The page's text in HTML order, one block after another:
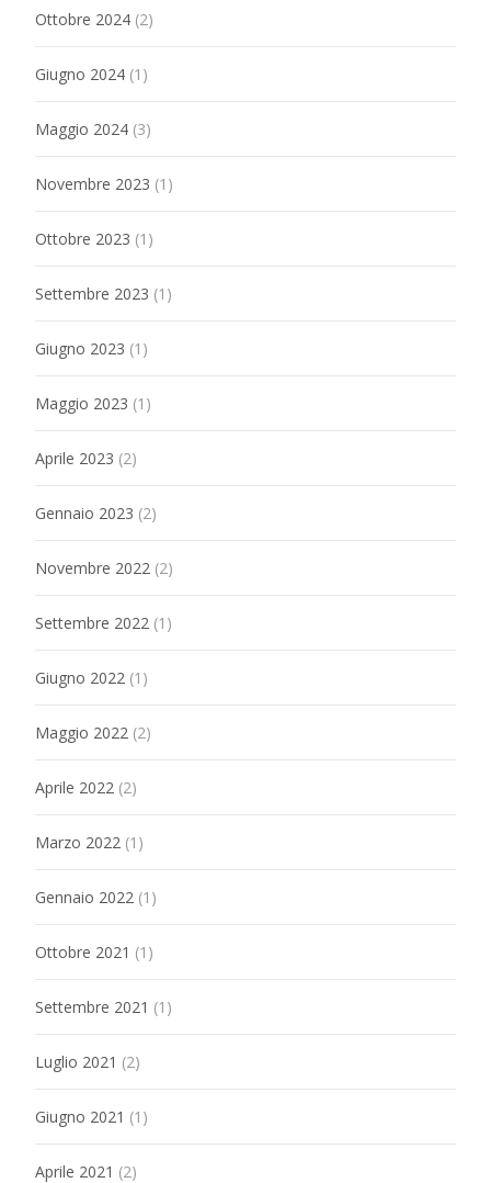
Ottobre 2024 (2)
Giugno 2024 (1)
Maggio 2024 (3)
Novembre 2023 (1)
Ottobre 2023 (1)
Settembre 2023 (1)
Giugno 2023 (1)
Maggio 2023 (1)
Aprile 2023 (2)
Gennaio 2023 (2)
Novembre 2022 (2)
Settembre 2022 (1)
Giugno 2022 (1)
Maggio 2022 (2)
Aprile 2022 (2)
Marzo 2022 (1)
Gennaio 2022 (1)
Ottobre 2021 (1)
Settembre 2021 (1)
Luglio 2021 (2)
Giugno 2021 (1)
Aprile 2021 (2)